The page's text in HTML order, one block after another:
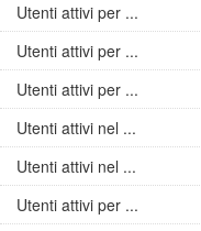
Utenti attivi per ...
Utenti attivi per ...
Utenti attivi per ...
Utenti attivi nel ...
Utenti attivi nel ...
Utenti attivi per ...